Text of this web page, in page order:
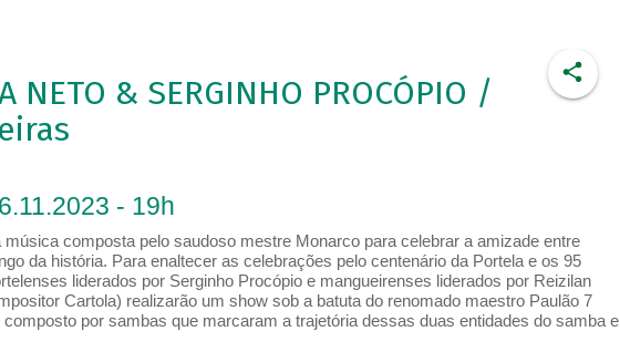
NETO & SERGINHO PROCÓPIO /
- 19h
música composta pelo saudoso mestre Monarco para celebrar a amizade entre
da história. Para enaltecer as celebrações pelo centenário da Portela e os 95
liderados por Serginho Procópio e mangueirenses liderados por Reizilan
Cartola) realizarão um show sob a batuta do renomado maestro Paulão 7
por sambas que marcaram a trajetória dessas duas entidades do samba e